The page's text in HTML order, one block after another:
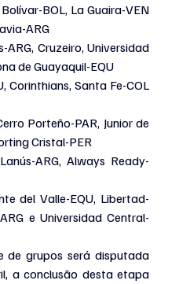
BOL, La Guaira-VEN
ARG
ARG, Cruzeiro, Universidad
de Guayaquil-EQU
Corinthians, Santa Fe-COL
Porteño-PAR, Junior de
Cristal-PER
ARG, Always Ready-
del Valle-EQU, Libertad-
e Universidad Central-
de grupos será disputada
a conclusão desta etapa